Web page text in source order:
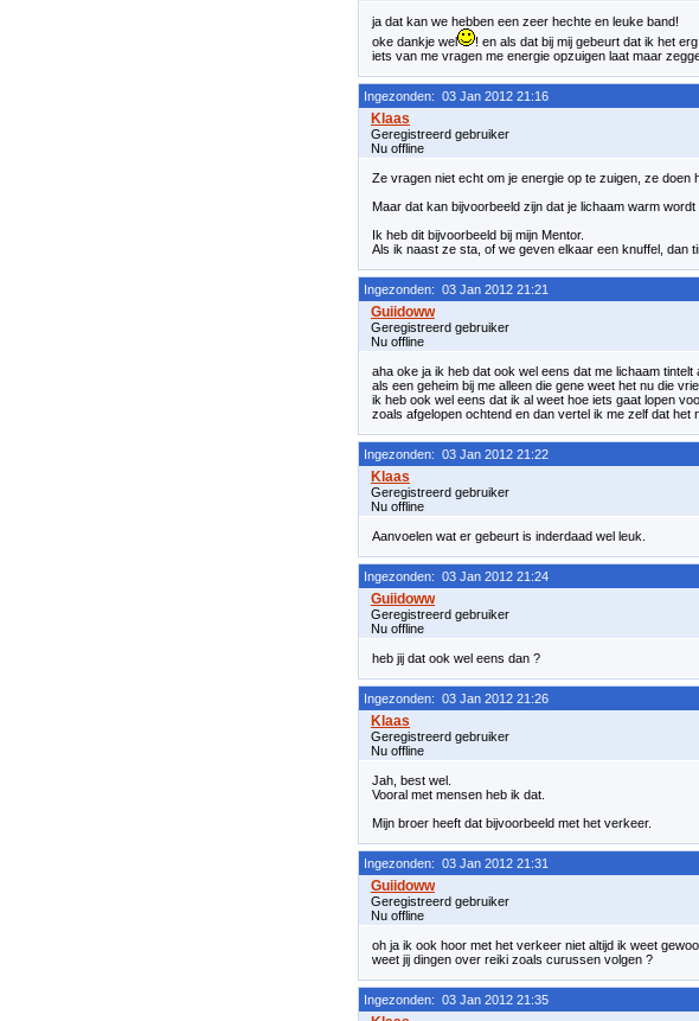
ja dat kan we hebben een zeer hechte en leuke band!
oke dankje wel
! en als dat bij mij gebeurt dat ik het
iets van me vragen me energie opzuigen laat maar
Ingezonden: 03 Jan 2012 21:16
Geregistreerd gebruiker
Nu offline
Ze vragen niet echt om je energie op te zuigen, ze doen
Maar dat kan bijvoorbeeld zijn dat je lichaam warm
Ik heb dit bijvoorbeeld bij mijn Mentor.
Als ik naast ze sta, of we geven elkaar een knuffel, dan
Ingezonden: 03 Jan 2012 21:21
Geregistreerd gebruiker
Nu offline
aha oke ja ik heb dat ook wel eens dat me lichaam
als een geheim bij me alleen die gene weet het nu die
ik heb ook wel eens dat ik al weet hoe iets gaat lopen
zoals afgelopen ochtend en dan vertel ik me zelf dat het
Ingezonden: 03 Jan 2012 21:22
Geregistreerd gebruiker
Nu offline
Aanvoelen wat er gebeurt is inderdaad wel leuk.
Ingezonden: 03 Jan 2012 21:24
Geregistreerd gebruiker
Nu offline
heb jij dat ook wel eens dan ?
Ingezonden: 03 Jan 2012 21:26
Geregistreerd gebruiker
Nu offline
Jah, best wel.
Vooral met mensen heb ik dat.
Mijn broer heeft dat bijvoorbeeld met het verkeer.
Ingezonden: 03 Jan 2012 21:31
Geregistreerd gebruiker
Nu offline
oh ja ik ook hoor met het verkeer niet altijd ik weet
weet jij dingen over reiki zoals curussen volgen ?
Ingezonden: 03 Jan 2012 21:35